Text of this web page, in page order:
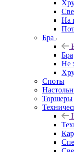
На
Бра
Бра
Не
Споты
Торшеры